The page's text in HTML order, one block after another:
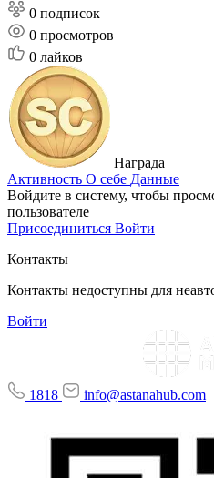
0 подписок
0 просмотров
0 лайков
Награда
Активность О себе Данные
Войдите в систему, чтобы
пользователе
Присоединиться Войти
Контакты
Контакты недоступны для
Войти
1818 info@astanahub.com